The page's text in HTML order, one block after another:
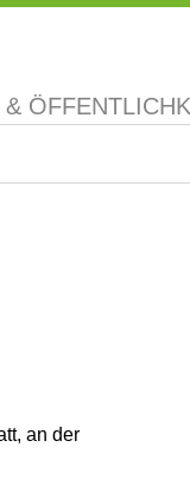
&
an der